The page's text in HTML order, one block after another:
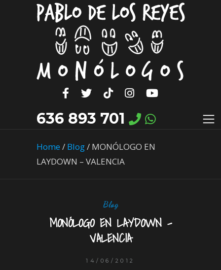
636 893 701
Home/ Blog/ MONÓLOGO EN
LAYDOWN – VALENCIA
Blog
MONÓLOGO EN LAYDOWN –
VALENCIA
14/06/2012